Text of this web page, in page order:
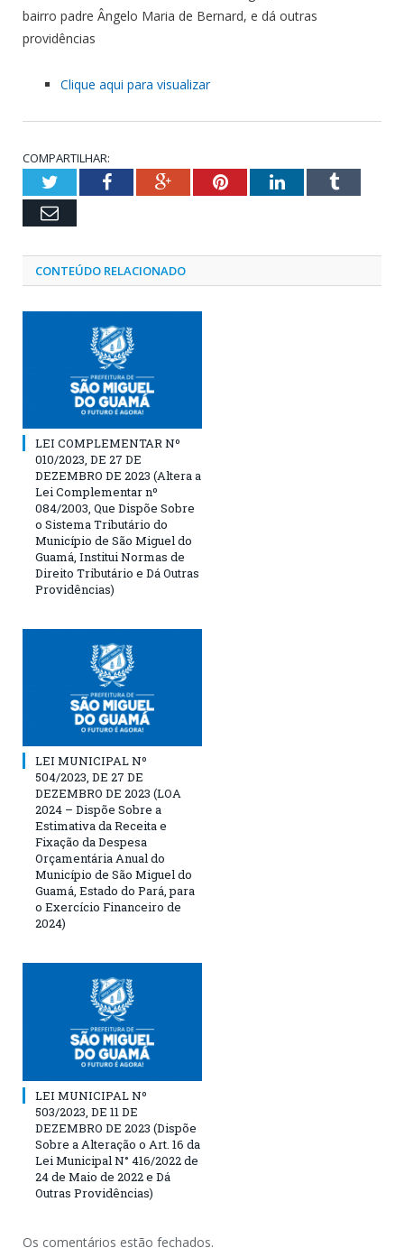
bairro padre Ângelo Maria de Bernard, e dá outras
providências
Clique aqui para visualizar
COMPARTILHAR:
TwitterFacebookGoogle+PinterestLinkedInTumblr
Email
CONTEÚDO RELACIONADO
LEI COMPLEMENTAR Nº
010/2023, DE 27 DE
DEZEMBRO DE 2023 (Altera a
Lei Complementar nº
084/2003, Que Dispõe Sobre
o Sistema Tributário do
Município de São Miguel do
Guamá, Institui Normas de
Direito Tributário e Dá Outras
Providências)
LEI MUNICIPAL Nº
504/2023, DE 27 DE
DEZEMBRO DE 2023 (LOA
2024 – Dispõe Sobre a
Estimativa da Receita e
Fixação da Despesa
Orçamentária Anual do
Município de São Miguel do
Guamá, Estado do Pará, para
o Exercício Financeiro de
2024)
LEI MUNICIPAL Nº
503/2023, DE 11 DE
DEZEMBRO DE 2023 (Dispõe
Sobre a Alteração o Art. 16 da
Lei Municipal N° 416/2022 de
24 de Maio de 2022 e Dá
Outras Providências)
Os comentários estão fechados.